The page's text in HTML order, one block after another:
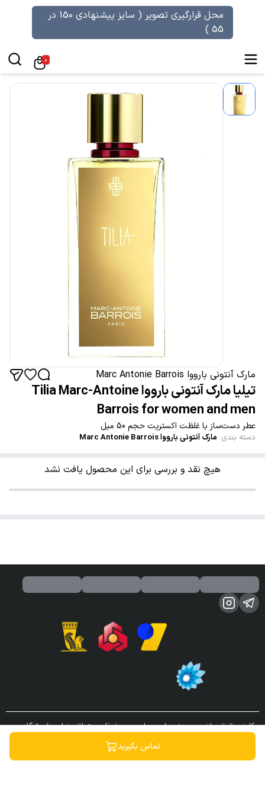
محل قرارگیری تصویر ( سایز پیشنهادی 150 در
55 )
0
مارک آنتونی بارووا Marc Antonie Barrois
تیلیا مارک آنتونی بارووا Tilia Marc-Antoine
Barrois for women and men
عطر دست‌ساز با غلظت اکستریت حجم 50 میل
دسته بندی: مارک آنتونی بارووا Marc Antonie Barrois
تماس بگیرید
هیچ نقد و بررسی برای این محصول یافت نشد
کلیه حقوق مادی و معنوی این سایت محفوظ و متعلق به این فروشگاه می